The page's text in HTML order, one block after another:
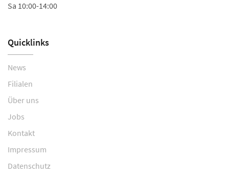
Sa 10:00-14:00
Quicklinks
News
Filialen
Über uns
Jobs
Kontakt
Impressum
Datenschutz